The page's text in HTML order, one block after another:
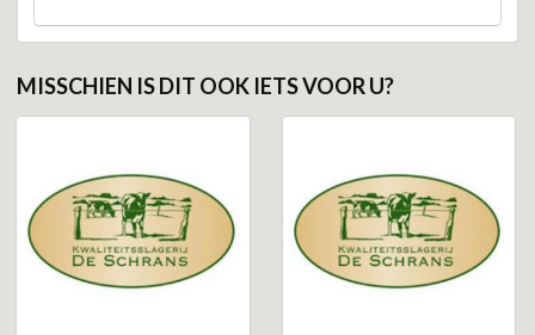
MISSCHIEN IS DIT OOK IETS VOOR U?